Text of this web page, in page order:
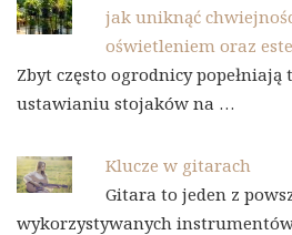
jak uniknąć
oświetleniem oraz
Zbyt często ogrodnicy popełniają
ustawianiu stojaków na …
Klucze w gitarach
Gitara to jeden z
wykorzystywanych